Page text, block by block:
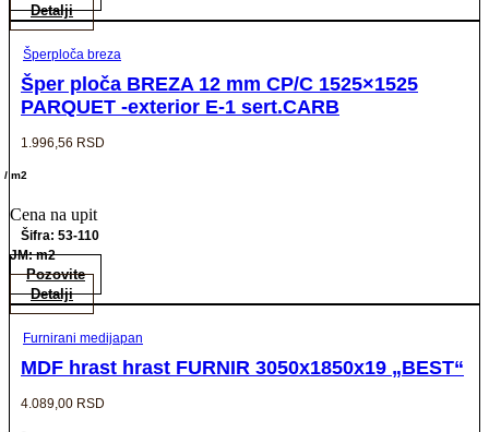
Detalji
Šperploča breza
Šper ploča BREZA 12 mm CP/C 1525×1525
PARQUET -exterior E-1 sert.CARB
1.996,56 RSD
/ m2
Cena na upit
Šifra: 53-110
JM: m2
Pozovite
Detalji
Furnirani medijapan
MDF hrast hrast FURNIR 3050x1850x19 „BEST“
4.089,00 RSD